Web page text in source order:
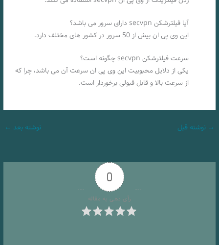
آیا فیلترشکن secvpn دارای سرور می باشد؟
این وی پی ان بیش از 50 سرور در کشور های مختلف دارد.
سرعت فیلترشکن secvpn چگونه است؟
یکی از دلایل محبوبیت این وی پی ان سرعت آن می باشد، چرا که
از سرعت بالا و قابل قبولی برخوردار است.
→ نوشته قبل نوشته بعد ←
0
رأی دهی به مقاله